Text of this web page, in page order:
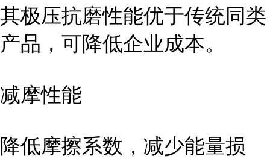
其极压抗磨性能优于传统同类
产品，可降低企业成本。
减摩性能
降低摩擦系数，减少能量损